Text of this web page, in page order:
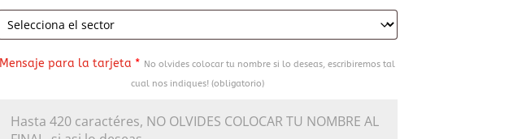
Mensaje para la tarjeta * No olvides colocar tu nombre si lo deseas, escribiremos tal
cual nos indiques! (obligatorio)